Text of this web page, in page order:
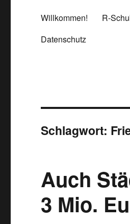
Willkommen! R-
Datenschutz
Schlagwort:
Auch
3 Mio.